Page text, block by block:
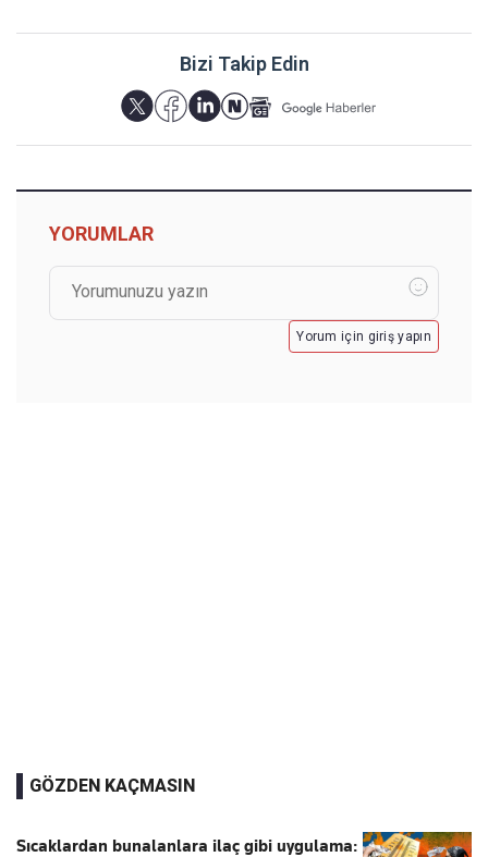
Bizi Takip Edin
YORUMLAR
Yorum için giriş yapın
GÖZDEN KAÇMASIN
Sıcaklardan bunalanlara ilaç gibi uygulama: